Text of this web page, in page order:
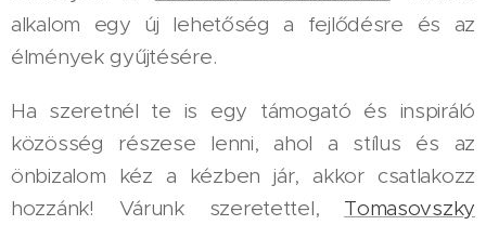
alkalom egy új lehetőség a fejlődésre és az
élmények gyűjtésére.
Ha szeretnél te is egy támogató és inspiráló
közösség részese lenni, ahol a stílus és az
önbizalom kéz a kézben jár, akkor csatlakozz
hozzánk! Várunk szeretettel, Tomasovszky